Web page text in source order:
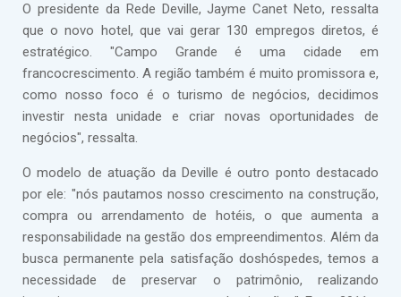
O presidente da Rede Deville, Jayme Canet Neto, ressalta
que o novo hotel, que vai gerar 130 empregos diretos, é
estratégico. "Campo Grande é uma cidade em
francocrescimento. A região também é muito promissora e,
como nosso foco é o turismo de negócios, decidimos
investir nesta unidade e criar novas oportunidades de
negócios", ressalta.
O modelo de atuação da Deville é outro ponto destacado
por ele: "nós pautamos nosso crescimento na construção,
compra ou arrendamento de hotéis, o que aumenta a
responsabilidade na gestão dos empreendimentos. Além da
busca permanente pela satisfação doshóspedes, temos a
necessidade de preservar o patrimônio, realizando